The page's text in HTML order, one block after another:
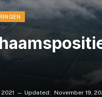
Updated: November 19,